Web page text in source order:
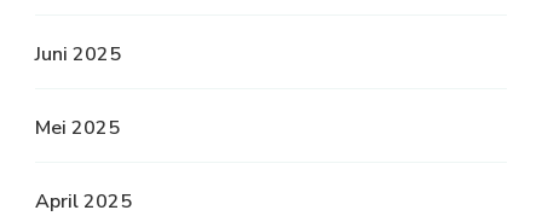
Juni 2025
Mei 2025
April 2025